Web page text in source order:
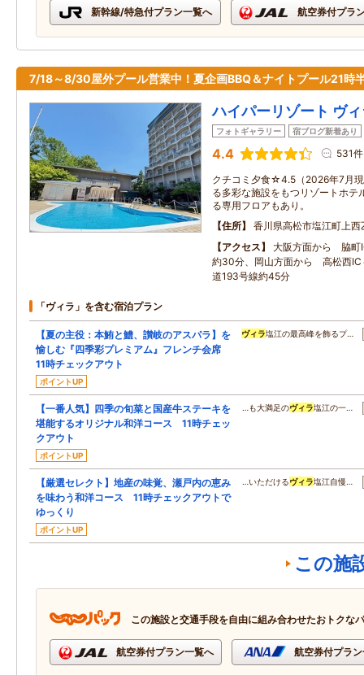
新幹線/特急付プラン一覧へ 航空券付プラ
7/18～8/30屋外プール営業中！夏企画BBQ＆ナイトプール21時
ハイパーリゾート ヴ
フォトギャラリー 宿ブログ新着あり
4.4 531件
クチコミ夕食☆4.5（2026年7月
る多彩な施設をもつリゾートホテ
る専用フロアもあり。
住所
香川県高松市塩江町上西
アクセス
大阪方面から 脇町
約30分、岡山方面から 高松西IC
道193号線約45分
「ヴィラ」を含む宿泊プラン
【夏の主役：本鮪と鱧、讃岐のアスパラ】を
愉しむ『四季彩プレミアム』フレンチ会席
11時チェックアウト
ポイントUP
ヴィラ塩江の最高峰を飾るプ…
【一番人気】四季の旬菜と国産牛ステーキを
堪能するオリジナル和洋コース 11時チェッ
クアウト
ポイントUP
…も大満足のヴィラ塩江の一…
【厳選セレクト】地産の味覚、瀬戸内の恵み
を味わう和洋コース 11時チェックアウトで
ゆっくり
ポイントUP
…いただけるヴィラ塩江自慢…
この施
この施設と交通手段を自由に組み合わせたおトクな
航空券付プラン一覧へ 航空券付プラ